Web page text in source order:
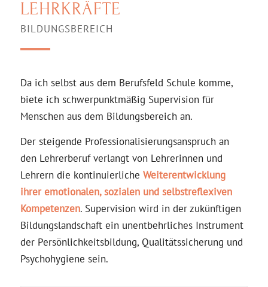
LEHRKRÄFTE
BILDUNGSBEREICH
Da ich selbst aus dem Berufsfeld Schule komme,
biete ich schwerpunktmäßig Supervision für
Menschen aus dem Bildungsbereich an.
Der steigende Professionalisierungs­anspruch an
den Lehrerberuf verlangt von Lehrerinnen und
Lehrern die kontinuierliche Weiterentwicklung
ihrer emotionalen, sozialen und selbstreflexiven
Kompetenzen. Supervision wird in der zukünftigen
Bildungslandschaft ein unentbehrliches Instrument
der Persönlichkeitsbildung, Qualitätssicherung und
Psychohygiene sein.